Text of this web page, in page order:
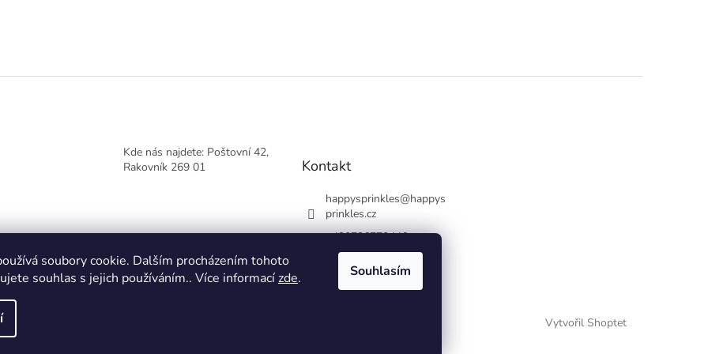
soubory cookie. Dalším procházením tohoto
souhlas s jejich používáním.. Více informacízde. Souhlasím
Kde nás najdete: Poštovní 42,
Rakovník 269 01
Kontakt
happysprinkles@happys
prinkles.cz
+420736770446
Vytvořil Shoptet